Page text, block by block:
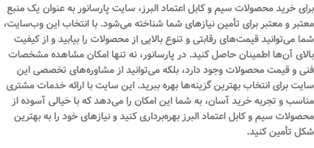
برای خرید محصولات سیم و کابل اعتماد البرز، سایت پارسانور به عنوان یک منبع
معتبر و معتبر برای تأمین نیازهای شما شناخته می‌شود. با انتخاب این وب‌سایت،
شما می‌توانید قیمت‌های رقابتی و تنوع بالایی از محصولات را بیابید و از کیفیت
بالای آن‌ها اطمینان حاصل کنید. در پارسانور، نه تنها امکان مشاهده مشخصات
فنی و قیمت محصولات وجود دارد، بلکه می‌توانید از مشاوره‌های تخصصی این
سایت برای انتخاب بهترین گزینه‌ها بهره ببرید. این سایت با ارائه خدمات مشتری
مناسب و تجربه خرید آسان، به شما این امکان را می‌دهد که با خیالی آسوده از
محصولات سیم و کابل اعتماد البرز بهره‌برداری کنید و نیازهای خود را به بهترین
شکل تأمین کنید.